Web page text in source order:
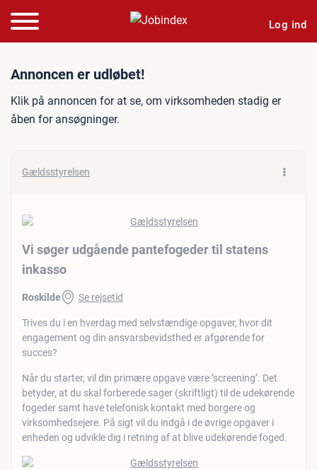
Log ind
Jobannonce: Vi søger
Annoncen er udløbet!
Klik på annoncen for at se, om virksomheden stadig er
åben for ansøgninger.
Gældsstyrelsen
Vi søger udgående pantefogeder til statens
inkasso
Roskilde Se rejsetid
Trives du i en hverdag med selvstændige opgaver, hvor dit
engagement og din ansvarsbevidsthed er afgørende for
succes?
Når du starter, vil din primære opgave være ’screening’. Det
betyder, at du skal forberede sager (skriftligt) til de udekørende
fogeder samt have telefonisk kontakt med borgere og
virksomhedsejere. På sigt vil du indgå i de øvrige opgaver i
enheden og udvikle dig i retning af at blive udekørende foged.